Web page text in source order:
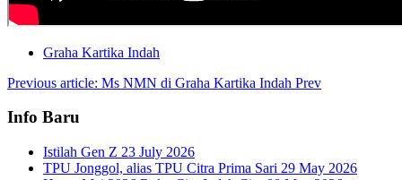
Graha Kartika Indah
Previous article: Ms NMN di Graha Kartika Indah Prev
Info Baru
Istilah Gen Z 23 July 2026
TPU Jonggol, alias TPU Citra Prima Sari 29 May 2026